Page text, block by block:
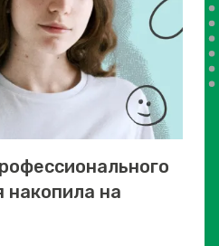
накопила на